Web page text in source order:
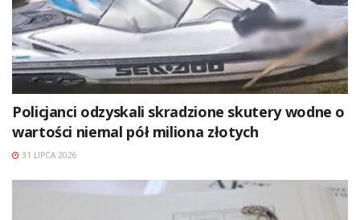
Policjanci odzyskali skradzione skutery wodne o
wartości niemal pół miliona złotych
31 LIPCA 2026